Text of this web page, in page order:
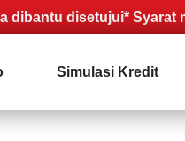
disetujui* Syarat mudah
Simulasi Kredit